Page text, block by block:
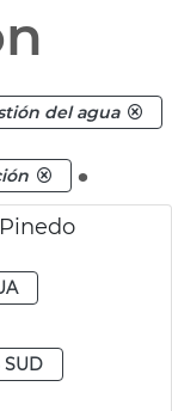
del agua
.
SUD